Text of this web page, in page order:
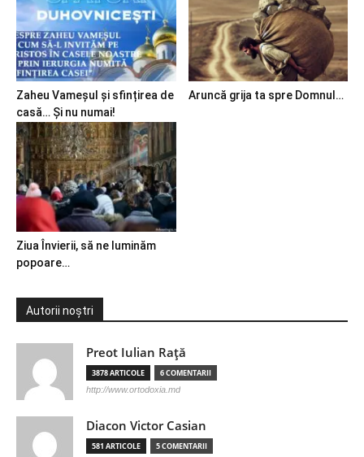
Zaheu Vameșul și sfințirea de
casă… Și nu numai!
Aruncă grija ta spre Domnul…
Ziua Învierii, să ne luminăm
popoare…
Autorii noștri
Preot Iulian Raţă
3878 ARTICOLE 6 COMENTARII
http://www.ortodoxia.md
Diacon Victor Casian
581 ARTICOLE 5 COMENTARII